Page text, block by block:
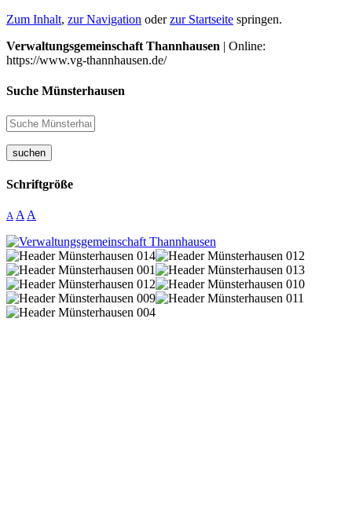
Zum Inhalt, zur Navigation oderzur Startseite springen.
Verwaltungsgemeinschaft Thannhausen | Online:
https://www.vg-thannhausen.de/
Suche Münsterhausen
suchen
Schriftgröße
A A A